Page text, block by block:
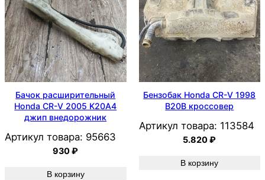
Бачок расширительный
Honda CR-V 2005 K20A4
джип внедорожник
Артикул товара: 95663
930₽
В корзину
Бензобак Honda CR-V 1998
B20B кроссовер
Артикул товара: 113584
5.820₽
В корзину